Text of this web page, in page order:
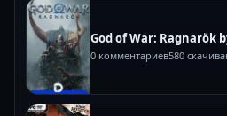
God of War: Ragnarök
0 комментариев580